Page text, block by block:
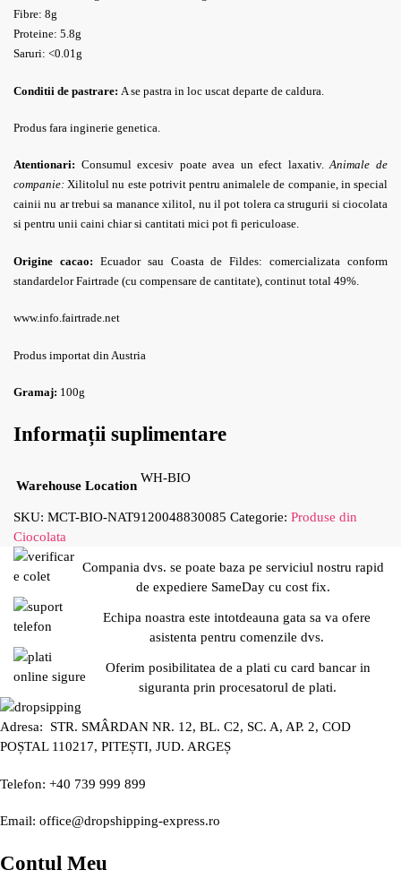
Fibre: 8g
Proteine: 5.8g
Saruri: <0.01g
Conditii de pastrare: A se pastra in loc uscat departe de caldura.
Produs fara inginerie genetica.
Atentionari: Consumul excesiv poate avea un efect laxativ.Animale de
companie: Xilitolul nu este potrivit pentru animalele de companie, in special
cainii nu ar trebui sa manance xilitol, nu il pot tolera ca strugurii si ciocolata
si pentru unii caini chiar si cantitati mici pot fi periculoase.
Origine cacao: Ecuador sau Coasta de Fildes: comercializata conform
standardelor Fairtrade (cu compensare de cantitate), continut total 49%.
www.info.fairtrade.net
Produs importat din Austria
Gramaj: 100g
Informații suplimentare
Warehouse Location
WH-BIO
SKU: MCT-BIO-NAT9120048830085 Categorie: Produse din
Ciocolata
Compania dvs. se poate baza pe serviciul nostru rapid
de expediere SameDay cu cost fix.
Echipa noastra este intotdeauna gata sa va ofere
asistenta pentru comenzile dvs.
Oferim posibilitatea de a plati cu card bancar in
siguranta prin procesatorul de plati.
Adresa: STR. SMÂRDAN NR. 12, BL. C2, SC. A, AP. 2, COD
POȘTAL 110217, PITEȘTI, JUD. ARGEȘ
Telefon: +40 739 999 899
Email: office@dropshipping-express.ro
Contul Meu